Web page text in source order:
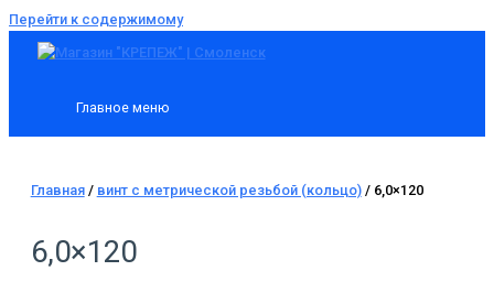
Перейти к содержимому
Главное меню
Главная/ винт c метрической резьбой (кольцо)/ 6,0×120
6,0×120